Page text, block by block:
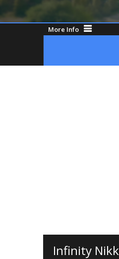
More Info
Infinity